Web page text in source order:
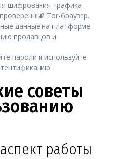
шифрования трафика.
Tor-браузер.
данные на платформе.
продавцов и
пароли и используйте
советы
работы